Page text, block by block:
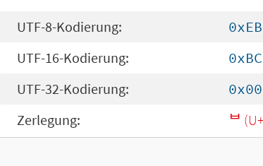
UTF-8-Kodierung:
UTF-16-Kodierung:
UTF-32-Kodierung:
Zerlegung:
ᄇ